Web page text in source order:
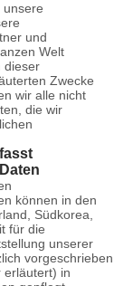
unsere
und
Welt
dieser
Zwecke
wir alle nicht
die wir
können in den
Südkorea,
für die
unserer
vorgeschrieben
erläutert) in